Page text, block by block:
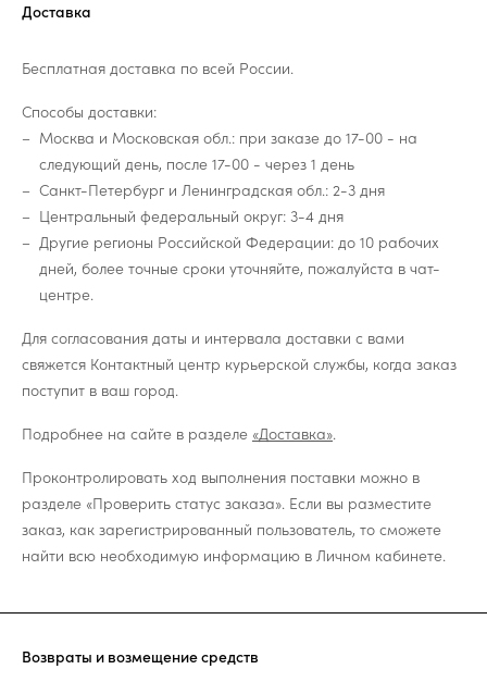
Доставка
Бесплатная доставка по всей России.
Способы доставки:
Москва и Московская обл.: при заказе до 17-00 - на
следующий день, после 17-00 - через 1 день
Санкт-Петербург и Ленинградская обл.: 2-3 дня
Центральный федеральный округ: 3-4 дня
Другие регионы Российской Федерации: до 10 рабочих
дней, более точные сроки уточняйте, пожалуйста в чат-
центре.
Для согласования даты и интервала доставки с вами
свяжется Контактный центр курьерской службы, когда заказ
поступит в ваш город.
Подробнее на сайте в разделе «Доставка».
Проконтролировать ход выполнения поставки можно в
разделе «Проверить статус заказа». Если вы разместите
заказ, как зарегистрированный пользователь, то сможете
найти всю необходимую информацию в Личном кабинете.
Возвраты и возмещение средств